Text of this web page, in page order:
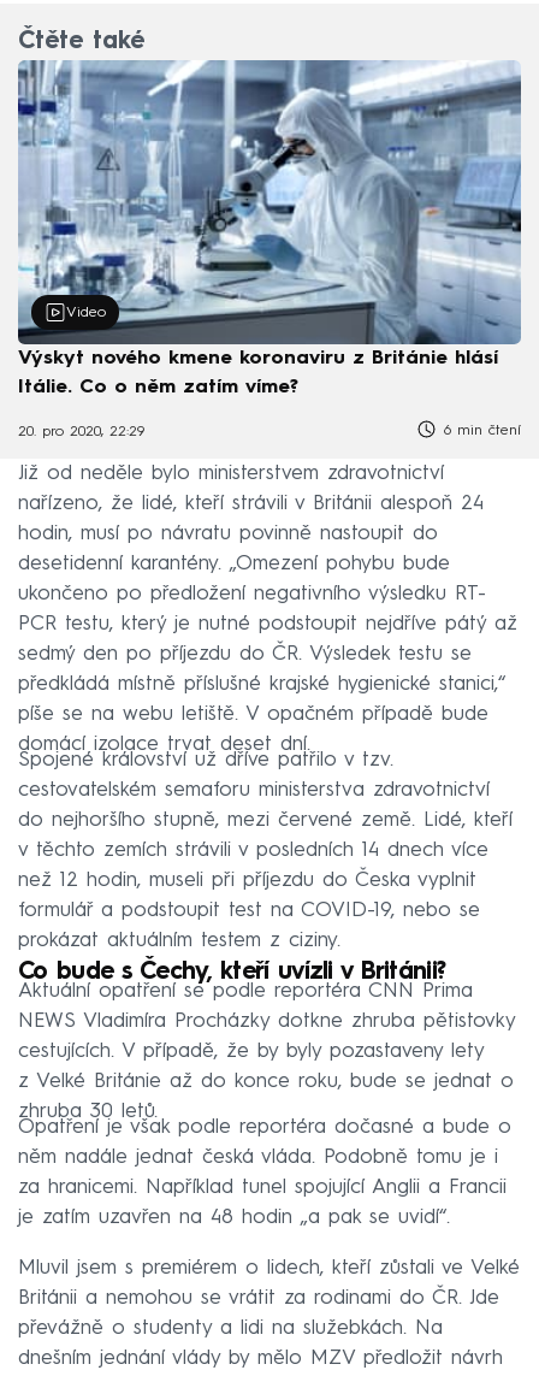
Čtěte také
Video
Výskyt nového kmene koronaviru z Británie hlásí
Itálie. Co o něm zatím víme?
20. pro 2020, 22:29 6 min čtení
Již od neděle bylo ministerstvem zdravotnictví
nařízeno, že lidé, kteří strávili v Británii alespoň 24
hodin, musí po návratu povinně nastoupit do
desetidenní karantény. „Omezení pohybu bude
ukončeno po předložení negativního výsledku RT-
PCR testu, který je nutné podstoupit nejdříve pátý až
sedmý den po příjezdu do ČR. Výsledek testu se
předkládá místně příslušné krajské hygienické stanici,“
píše se na webu letiště. V opačném případě bude
domácí izolace trvat deset dní.
Spojené království už dříve patřilo v tzv.
cestovatelském semaforu ministerstva zdravotnictví
do nejhoršího stupně, mezi červené země. Lidé, kteří
v těchto zemích strávili v posledních 14 dnech více
než 12 hodin, museli při příjezdu do Česka vyplnit
formulář a podstoupit test na COVID-19, nebo se
prokázat aktuálním testem z ciziny.
Co bude s Čechy, kteří uvízli v Británii?
Aktuální opatření se podle reportéra CNN Prima
NEWS Vladimíra Procházky dotkne zhruba pětistovky
cestujících. V případě, že by byly pozastaveny lety
z Velké Británie až do konce roku, bude se jednat o
zhruba 30 letů.
Opatření je však podle reportéra dočasné a bude o
něm nadále jednat česká vláda. Podobně tomu je i
za hranicemi. Například tunel spojující Anglii a Francii
je zatím uzavřen na 48 hodin „a pak se uvidí“.
Mluvil jsem s premiérem o lidech, kteří zůstali ve Velké
Británii a nemohou se vrátit za rodinami do ČR. Jde
převážně o studenty a lidi na služebkách. Na
dnešním jednání vlády by mělo MZV předložit návrh